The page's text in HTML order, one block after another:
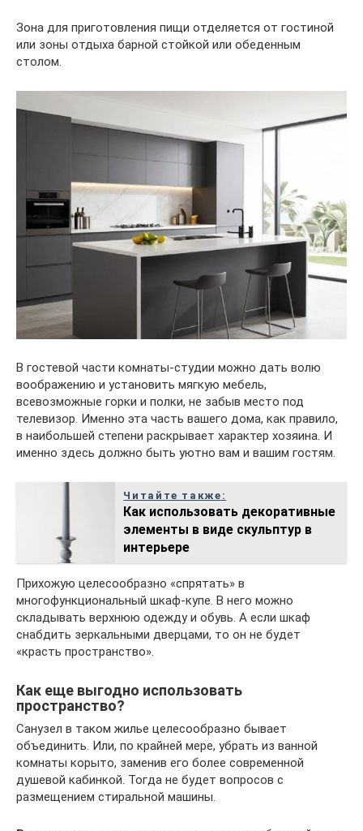
Зона для приготовления пищи отделяется от гостиной
или зоны отдыха барной стойкой или обеденным
столом.
В гостевой части комнаты-студии можно дать волю
воображению и установить мягкую мебель,
всевозможные горки и полки, не забыв место под
телевизор. Именно эта часть вашего дома, как правило,
в наибольшей степени раскрывает характер хозяина. И
именно здесь должно быть уютно вам и вашим гостям.
Читайте также:
Как использовать декоративные
элементы в виде скульптур в
интерьере
Прихожую целесообразно «спрятать» в
многофункциональный шкаф-купе. В него можно
складывать верхнюю одежду и обувь. А если шкаф
снабдить зеркальными дверцами, то он не будет
«красть пространство».
Как еще выгодно использовать
пространство?
Санузел в таком жилье целесообразно бывает
объединить. Или, по крайней мере, убрать из ванной
комнаты корыто, заменив его более современной
душевой кабинкой. Тогда не будет вопросов с
размещением стиральной машины.